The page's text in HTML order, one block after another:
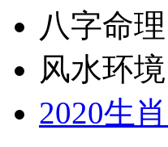
八字命理
风水环境
2020生